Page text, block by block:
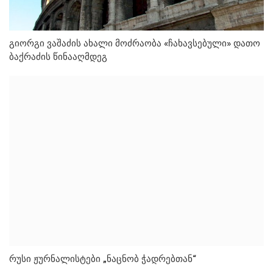
გიორგი ვაშაძის ახალი მოძრაობა «ჩახავსებული» დათო
ბაქრაძის წინააღმდეგ
რუსი ჟურნალისტები „ნაცნობ ჭადრებთან“